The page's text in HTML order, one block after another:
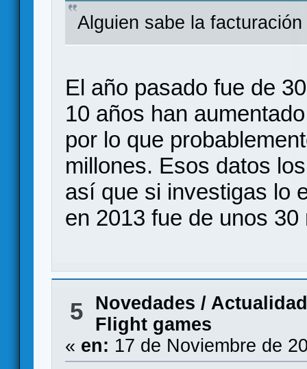
Alguien sabe la
El año pasado fue de
10 años han
por lo que
millones. Esos datos
así que si investigas lo
en 2013 fue de unos 30
5
Novedades / Actualidad
Flight games
« en: 17 de Noviembre de